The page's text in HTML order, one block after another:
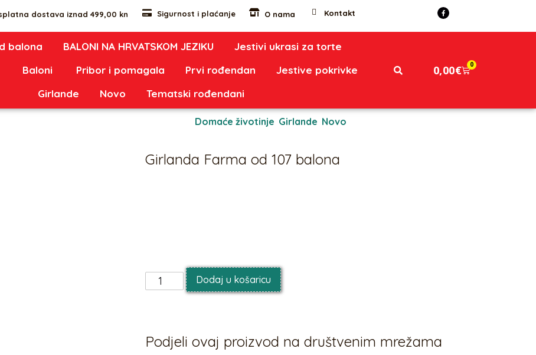
dostava iznad 499,00 kn Sigurnost i plaćanje O nama Kontakt
balona BALONI NA HRVATSKOM JEZIKU
Jestivi ukrasi za torte
Baloni Pribor i pomagala Prvi rođendan
Jestive pokrivke
Girlande
Novo Tematski rođendani
0,00€ 0
Domaće životinje Girlande Novo
Girlanda Farma od 107 balona
Dodaj u košaricu
Podjeli ovaj proizvod na društvenim mrežama